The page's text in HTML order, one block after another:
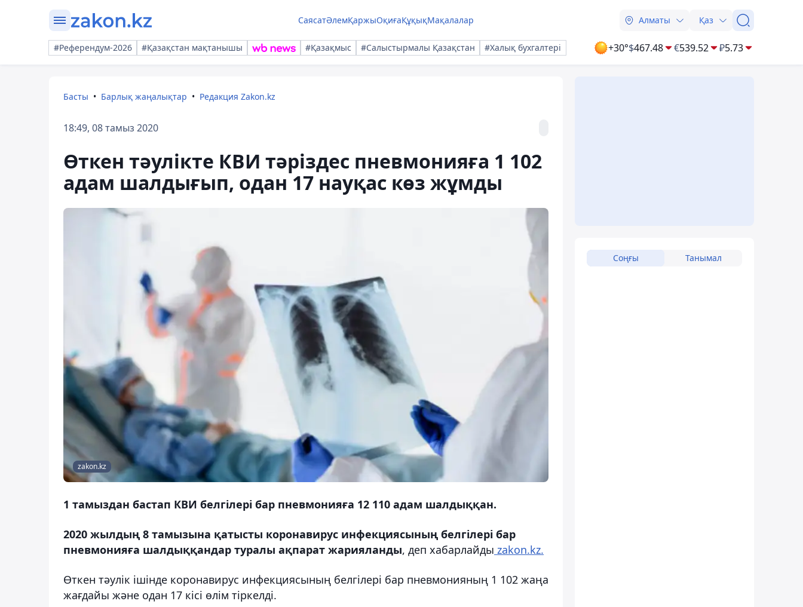
СаясатӘлемҚаржыОқиғаҚұқықМақалалар Алматы Қаз
#Референдум-2026 #Қазақстан мақтанышы #Қазақмыс #Салыстырмалы Қазақстан #Халық бухгалтері +30°$467.48 €539.52 ₽5.73
Басты Барлық жаңалықтар Редакция Zakon.kz
18:49, 08 тамыз 2020
Өткен тәулікте КВИ тәріздес пневмонияға 1 102
адам шалдығып, одан 17 науқас көз жұмды
zakon.kz
1 тамыздан бастап КВИ белгілері бар пневмонияға 12 110 адам шалдыққан.
2020 жылдың 8 тамызына қатысты коронавирус инфекциясының белгілері бар
пневмонияға шалдыққандар туралы ақпарат жарияланды, деп хабарлайды zakon.kz.
Өткен тәулік ішінде коронавирус инфекциясының белгілері бар пневмонияның 1 102 жаңа
жағдайы және одан 17 кісі өлім тіркелді.
Соңғы Танымал